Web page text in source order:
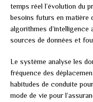
temps réel l’évolution du
besoins futurs en matière
algorithmes
sources de données et
Le système analyse les
fréquence des
habitudes de conduite
mode de vie pour